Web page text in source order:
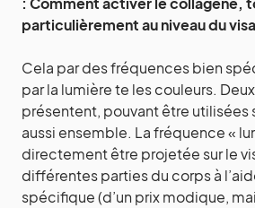
particulièrement au niveau du
Cela par des fréquences bien
par la lumière te les couleurs.
présentent, pouvant être utilisées
aussi ensemble. La fréquence «
directement être projetée sur le
différentes parties du corps à
spécifique (d’un prix modique,